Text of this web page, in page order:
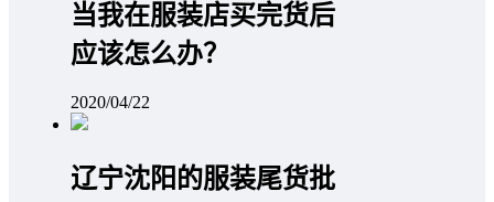
当我在服装店买完货后
应该怎么办？
2020/04/22
辽宁沈阳的服装尾货批